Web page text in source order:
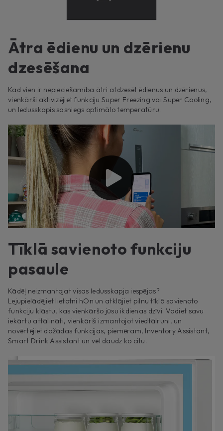
Ātra ēdienu un dzērienu
dzesēšana
Kad vien ir nepieciešamība ātri atdzesēt ēdienus un dzērienus,
vienkārši aktivizējiet funkciju Super Freezing vai Super Cooling,
un ledusskapis sasniegs optimālo temperatūru.
Tīklā savienoto funkciju
pasaule
Kādēļ neizmantojat visas ledusskapja iespējas?
Lejupielādējiet lietotni hOn un atklājiet pilnu tīklā savienoto
funkciju klāstu, kas vienkāršo jūsu ikdienas dzīvi. Vadiet savu
iekārtu attālināti, vienkārši izmantojot viedtālruni, un
novērtējiet dažādas funkcijas, piemēram, Inventory Assistant,
Smart Drink Assistant un vēl daudz ko citu.